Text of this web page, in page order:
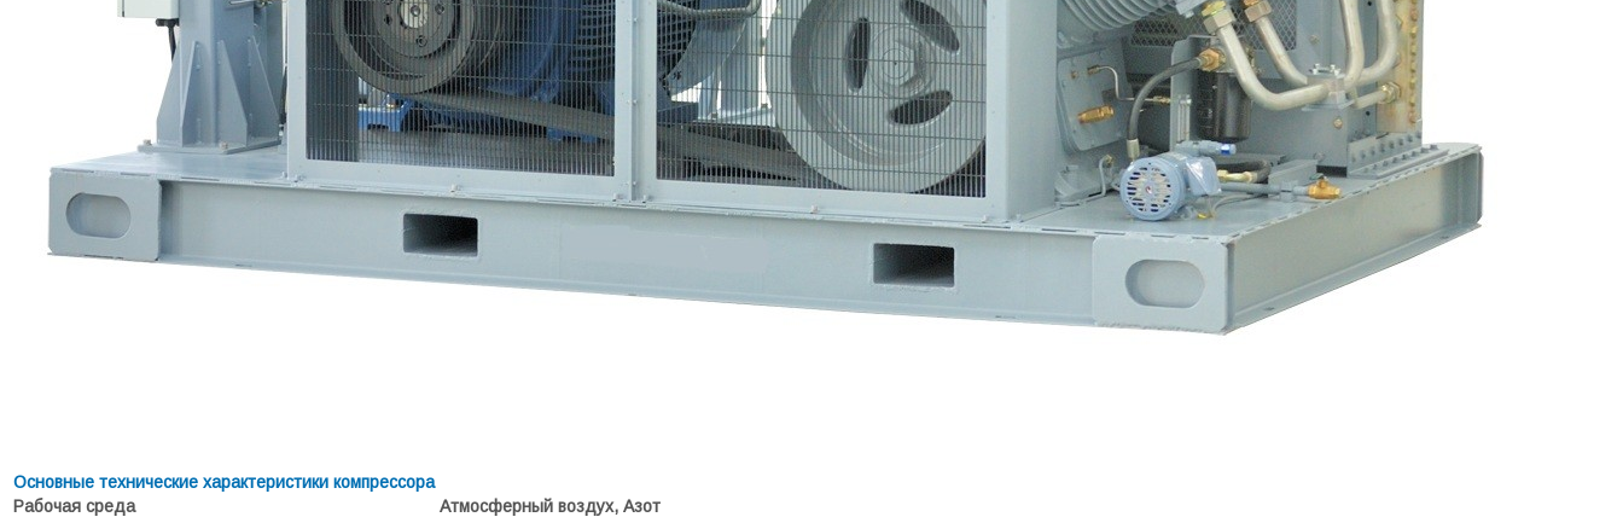
Основные технические характеристики компрессора
Рабочая среда
Атмосферный воздух, Азот